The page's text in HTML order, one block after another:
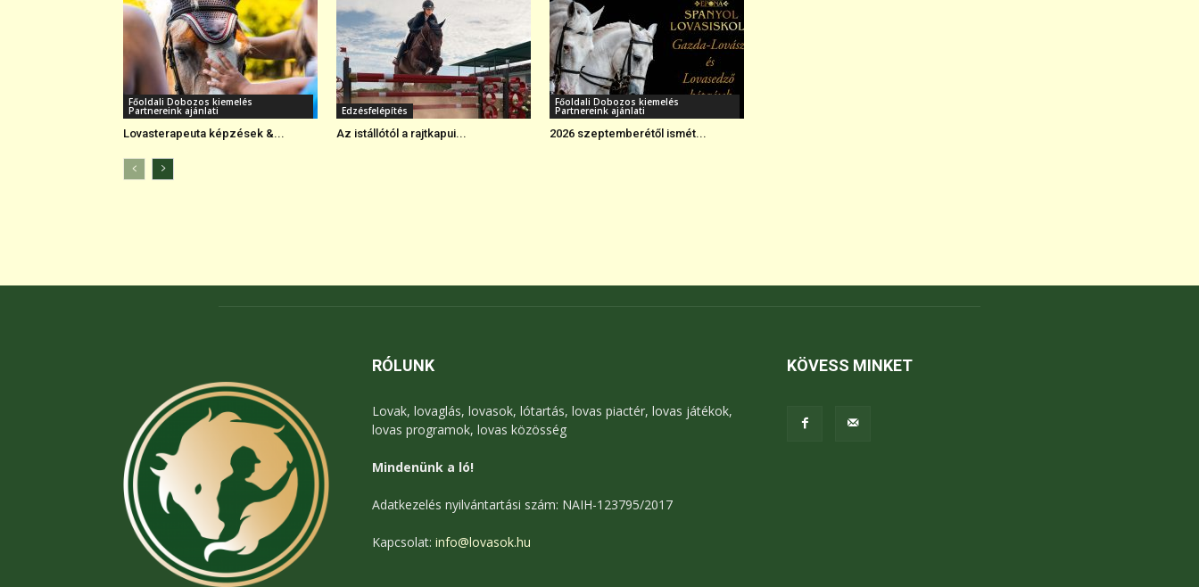
Főoldali Dobozos kiemelés
Partnereink ajánlati
Lovasterapeuta képzések &...
Edzésfelépítés
Az istállótól a rajtkapui...
Főoldali Dobozos kiemelés
Partnereink ajánlati
2026 szeptemberétől ismét...
RÓLUNK
Lovak, lovaglás, lovasok, lótartás, lovas piactér, lovas játékok,
lovas programok, lovas közösség
Mindenünk a ló!
Adatkezelés nyilvántartási szám: NAIH-123795/2017
Kapcsolat: info@lovasok.hu
KÖVESS MINKET